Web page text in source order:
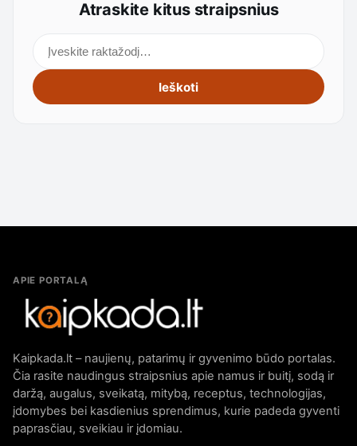
Atraskite kitus straipsnius
Ieškoti
APIE PORTALĄ
Kaipkada.lt – naujienų, patarimų ir gyvenimo būdo portalas.
Čia rasite naudingus straipsnius apie namus ir buitį, sodą ir
daržą, augalus, sveikatą, mitybą, receptus, technologijas,
įdomybes bei kasdienius sprendimus, kurie padeda gyventi
paprasčiau, sveikiau ir įdomiau.